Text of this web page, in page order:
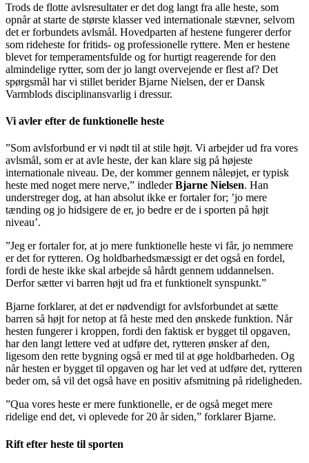
Trods de flotte avlsresultater er det dog langt fra alle heste, som
opnår at starte de største klasser ved internationale stævner, selvom
det er forbundets avlsmål. Hovedparten af hestene fungerer derfor
som rideheste for fritids- og professionelle ryttere. Men er hestene
blevet for temperamentsfulde og for hurtigt reagerende for den
almindelige rytter, som der jo langt overvejende er flest af? Det
spørgsmål har vi stillet berider Bjarne Nielsen, der er Dansk
Varmblods disciplinansvarlig i dressur.
Vi avler efter de funktionelle heste
”Som avlsforbund er vi nødt til at stile højt. Vi arbejder ud fra vores
avlsmål, som er at avle heste, der kan klare sig på højeste
internationale niveau. De, der kommer gennem nåleøjet, er typisk
heste med noget mere nerve,” indlederBjarne Nielsen. Han
understreger dog, at han absolut ikke er fortaler for; ’jo mere
tænding og jo hidsigere de er, jo bedre er de i sporten på højt
niveau’.
”Jeg er fortaler for, at jo mere funktionelle heste vi får, jo nemmere
er det for rytteren. Og holdbarhedsmæssigt er det også en fordel,
fordi de heste ikke skal arbejde så hårdt gennem uddannelsen.
Derfor sætter vi barren højt ud fra et funktionelt synspunkt.”
Bjarne forklarer, at det er nødvendigt for avlsforbundet at sætte
barren så højt for netop at få heste med den ønskede funktion. Når
hesten fungerer i kroppen, fordi den faktisk er bygget til opgaven,
har den langt lettere ved at udføre det, rytteren ønsker af den,
ligesom den rette bygning også er med til at øge holdbarheden. Og
når hesten er bygget til opgaven og har let ved at udføre det, rytteren
beder om, så vil det også have en positiv afsmitning på rideligheden.
”Qua vores heste er mere funktionelle, er de også meget mere
ridelige end det, vi oplevede for 20 år siden,” forklarer Bjarne.
Rift efter heste til sporten